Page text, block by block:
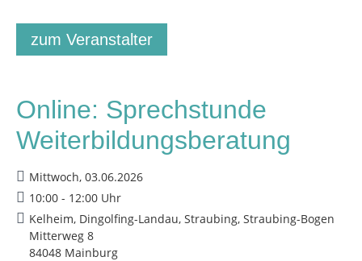
zum Veranstalter
Online: Sprechstunde
Weiterbildungsberatung
Mittwoch, 03.06.2026
10:00 - 12:00 Uhr
Kelheim, Dingolfing-Landau, Straubing, Straubing-Bogen
Mitterweg 8
84048 Mainburg